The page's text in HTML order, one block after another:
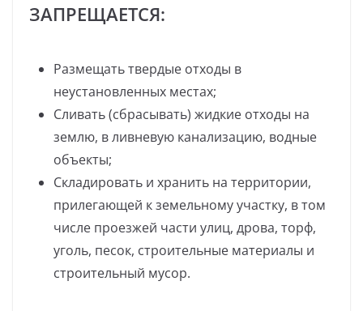
ЗАПРЕЩАЕТСЯ:
Размещать твердые отходы в
неустановленных местах;
Сливать (сбрасывать) жидкие отходы на
землю, в ливневую канализацию, водные
объекты;
Складировать и хранить на территории,
прилегающей к земельному участку, в том
числе проезжей части улиц, дрова, торф,
уголь, песок, строительные материалы и
строительный мусор.